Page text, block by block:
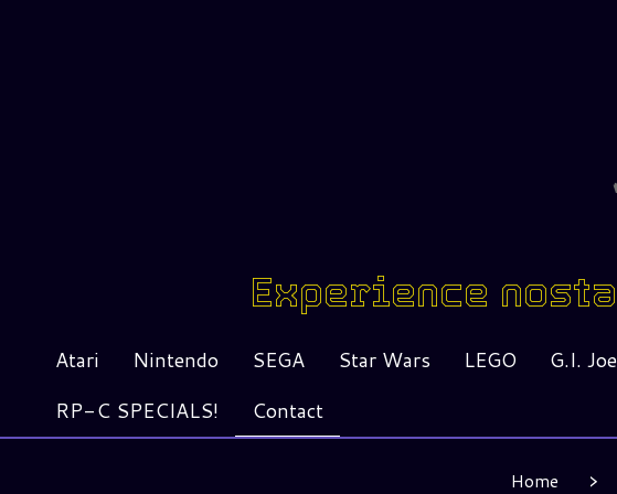
Experience
Atari Nintendo SEGA Star Wars LEGO G.I. Joe
RP-C SPECIALS!
Contact
Home